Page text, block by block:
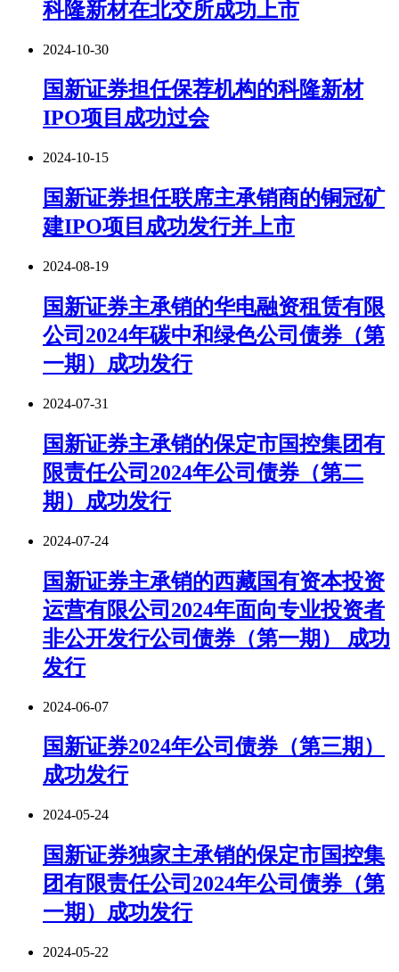
科隆新材在北交所成功上市
2024-10-30
国新证券担任保荐机构的科隆新材
IPO项目成功过会
2024-10-15
国新证券担任联席主承销商的铜冠矿
建IPO项目成功发行并上市
2024-08-19
国新证券主承销的华电融资租赁有限
公司2024年碳中和绿色公司债券（第
一期）成功发行
2024-07-31
国新证券主承销的保定市国控集团有
限责任公司2024年公司债券（第二
期）成功发行
2024-07-24
国新证券主承销的西藏国有资本投资
运营有限公司2024年面向专业投资者
非公开发行公司债券（第一期） 成功
发行
2024-06-07
国新证券2024年公司债券（第三期）
成功发行
2024-05-24
国新证券独家主承销的保定市国控集
团有限责任公司2024年公司债券（第
一期）成功发行
2024-05-22